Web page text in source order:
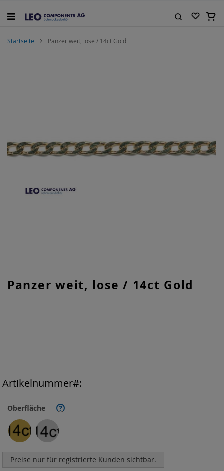
Inhalt
Startseite Panzer weit, lose / 14ct Gold
Panzer weit, lose / 14ct Gold
Oberfläche ?
Preise nur für registrierte Kunden sichtbar.
Artikelnummer
Anfang